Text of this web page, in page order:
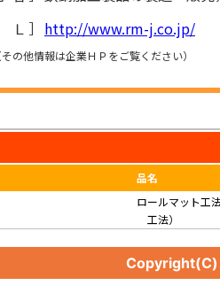
］ http://www.rm-j.co.jp/
その他情報は企業ＨＰをご覧ください）
品名
ロールマット工
工法）